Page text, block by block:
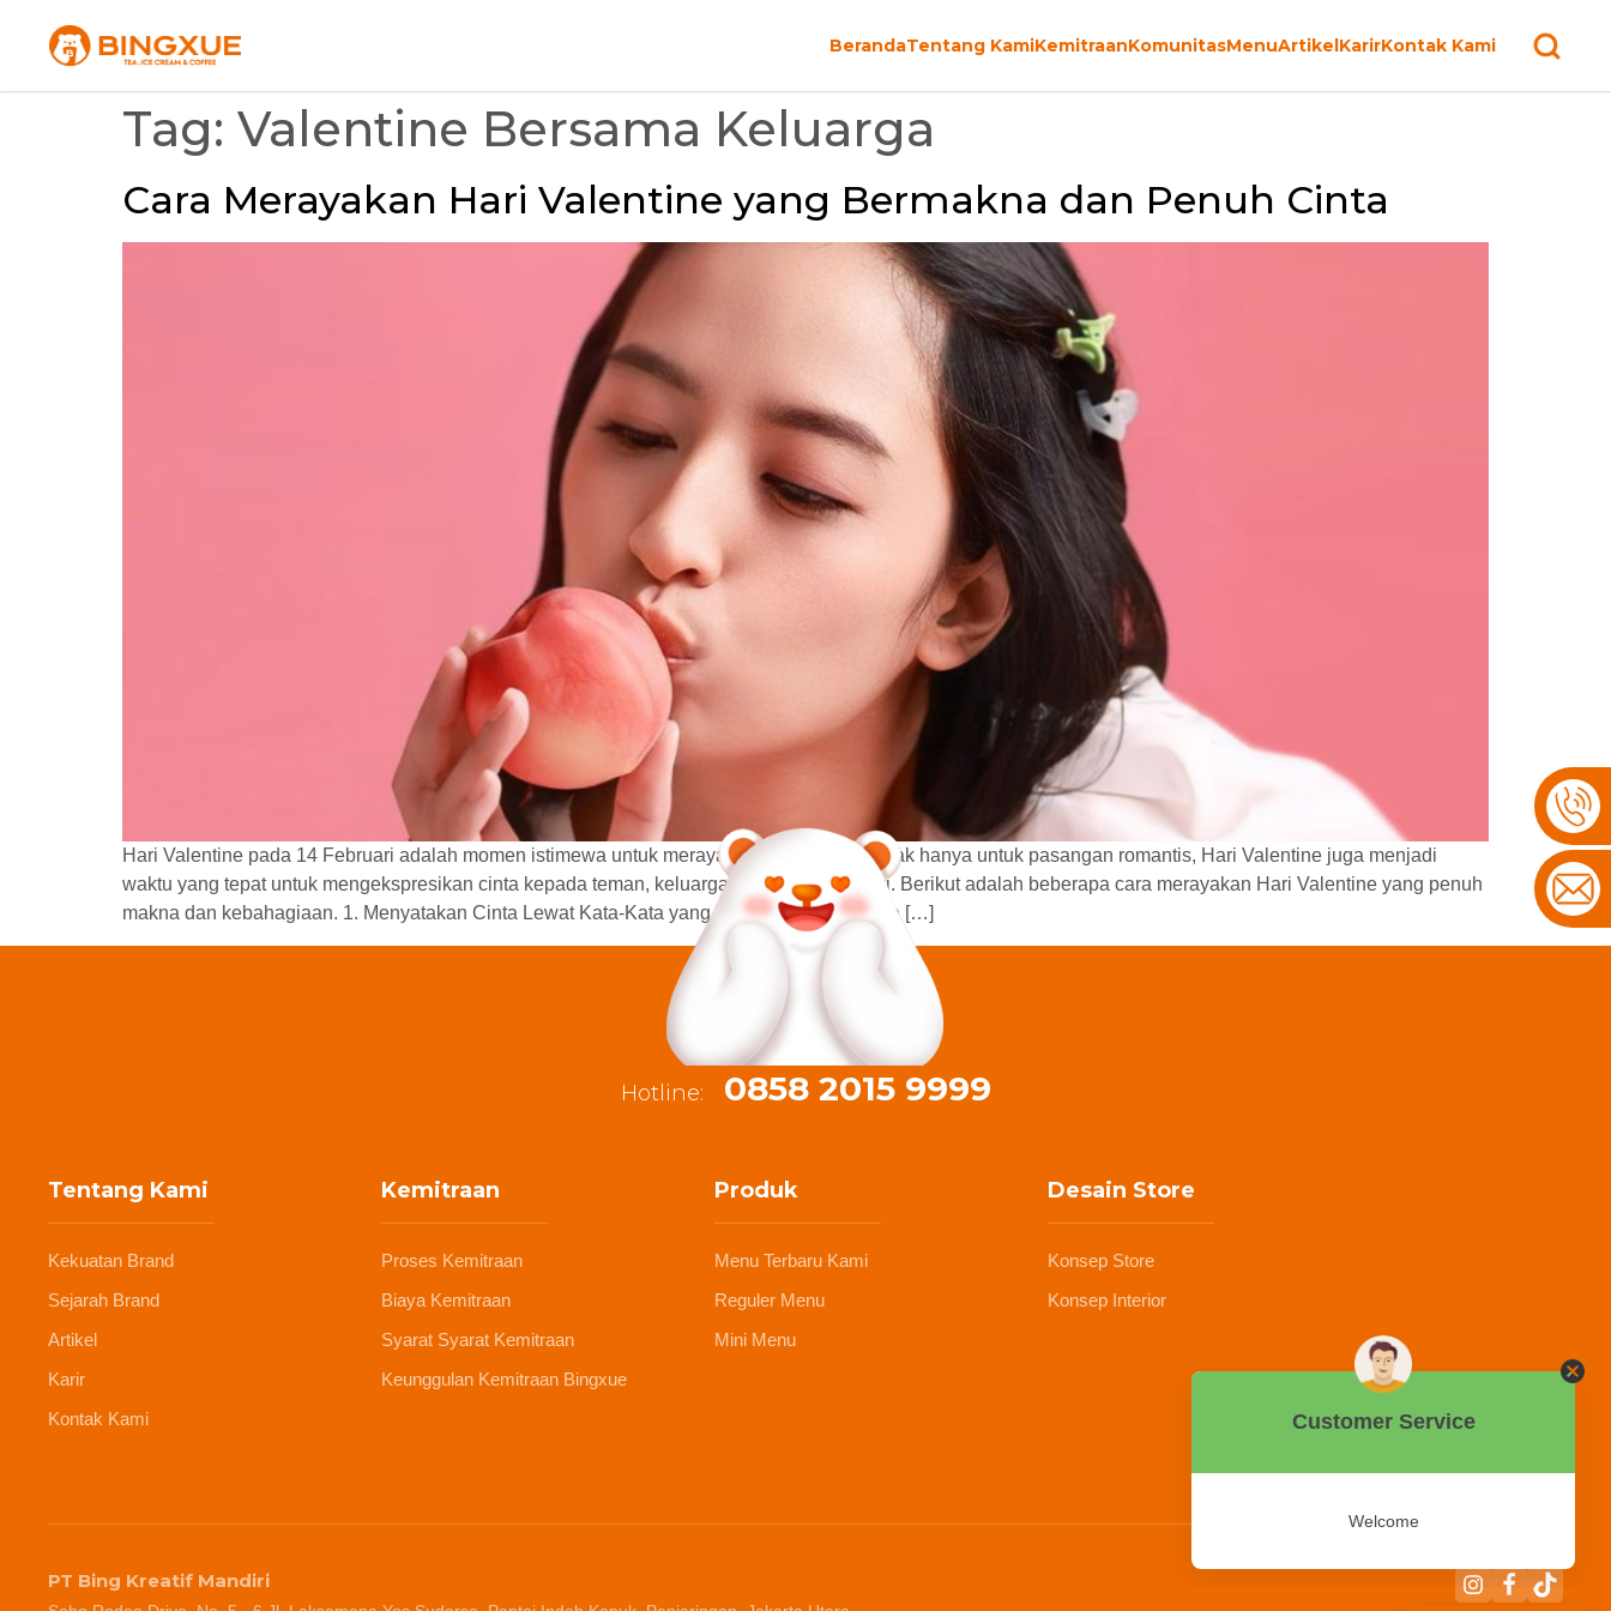
BerandaTentang KamiKemitraanKomunitasMenuArtikelKarirKontak Kami
Tag: Valentine Bersama Keluarga
Cara Merayakan Hari Valentine yang Bermakna dan Penuh Cinta
Hari Valentine pada 14 Februari adalah momen istimewa untuk merayakan kasih sayang. Tak hanya untuk pasangan romantis, Hari Valentine juga menjadi
waktu yang tepat untuk mengekspresikan cinta kepada teman, keluarga, hingga diri sendiri. Berikut adalah beberapa cara merayakan Hari Valentine yang penuh
makna dan kebahagiaan. 1. Menyatakan Cinta Lewat Kata-Kata yang Tulus Salah satu cara […]
Hotline: 0858 2015 9999
Tentang Kami
Kekuatan Brand
Sejarah Brand
Artikel
Karir
Kontak Kami
Kemitraan
Proses Kemitraan
Biaya Kemitraan
Syarat Syarat Kemitraan
Keunggulan Kemitraan Bingxue
Produk
Menu Terbaru Kami
Reguler Menu
Mini Menu
Desain Store
Konsep Store
Konsep Interior
PT Bing Kreatif Mandiri